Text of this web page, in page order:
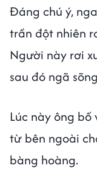
Đáng chú ý,
trần đột nhiên
Người này rơi
sau đó ngã
Lúc này ông
từ bên ngoài
bàng hoàng.